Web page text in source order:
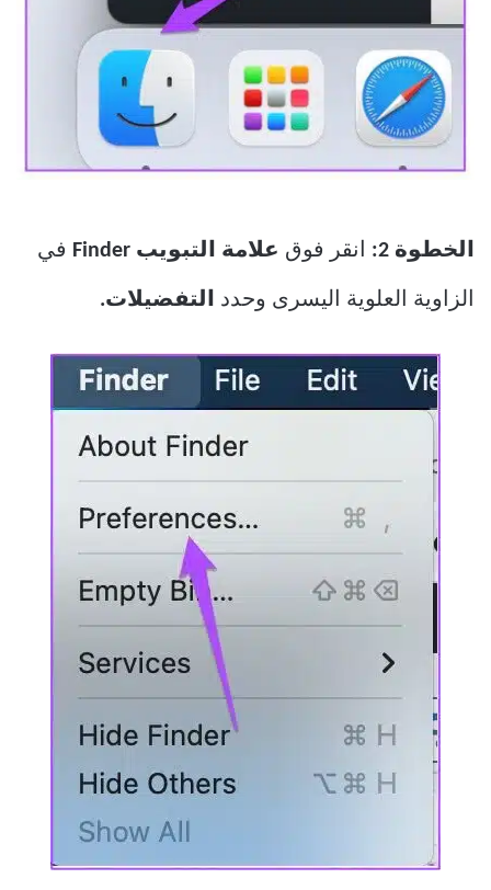
الخطوة 2: انقر فوق علامة التبويب Finder في
الزاوية العلوية اليسرى وحدد التفضيلات.